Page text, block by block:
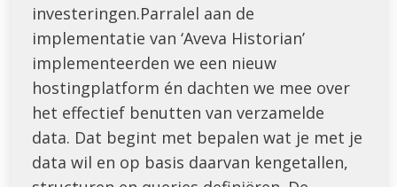
investeringen.Parralel aan de
implementatie van ‘Aveva Historian’
implementeerden we een nieuw
hostingplatform én dachten we mee over
het effectief benutten van verzamelde
data. Dat begint met bepalen wat je met je
data wil en op basis daarvan kengetallen,